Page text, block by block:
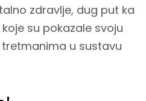
zdravlje, dug put ka
su pokazale svoju
u sustavu